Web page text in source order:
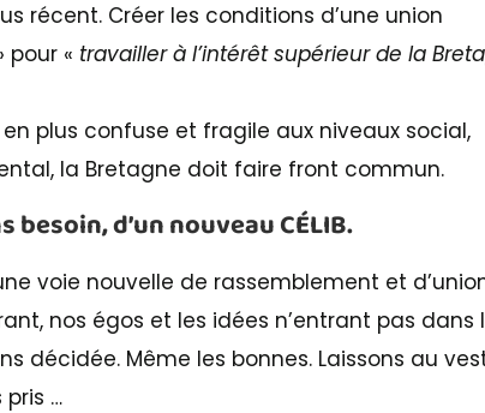
récent. Créer les conditions d’une union
pour « travailler à l’intérêt supérieur de la
plus confuse et fragile aux niveaux social,
la Bretagne doit faire front commun.
d’un nouveau CÉLIB.
voie nouvelle de rassemblement et
nos égos et les idées n’entrant pas dans
décidée. Même les bonnes. Laissons au
pris …